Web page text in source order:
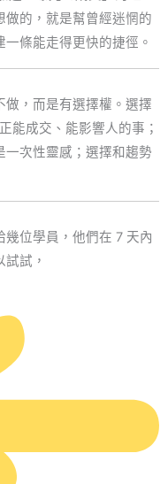
的，就是幫曾經迷惘的
條能走得更快的捷徑。
，而是有選擇權。選擇
能成交、能影響人的事；
次性靈感；選擇和趨勢
位學員，他們在 7 天內
試，